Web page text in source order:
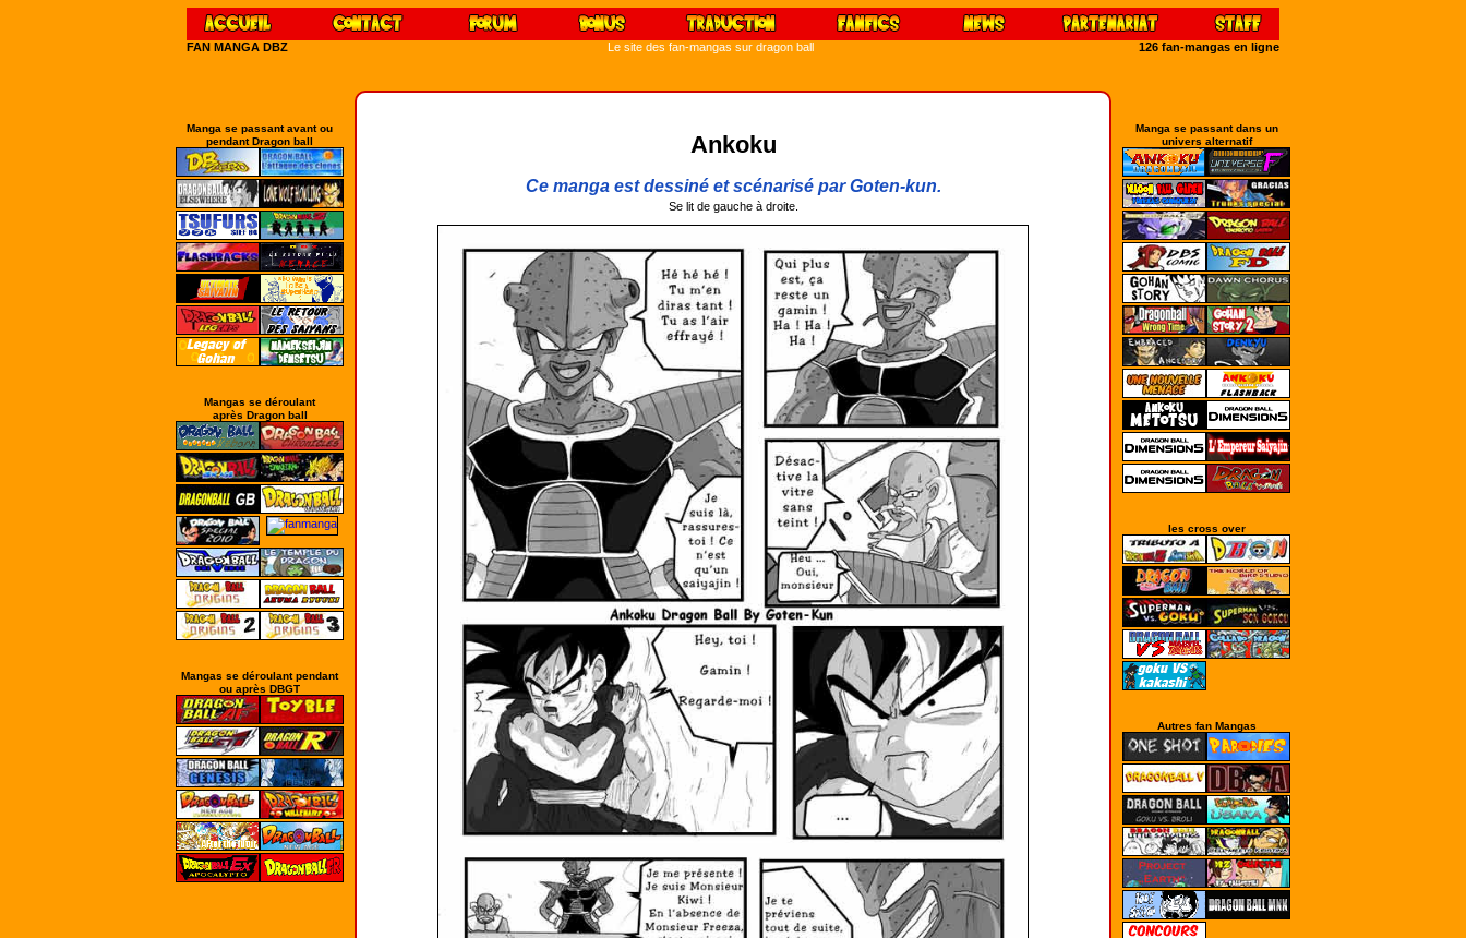
FAN MANGA DBZ Le site des fan-mangas sur dragon ball 126 fan-mangas en ligne
Manga se passant dans un
univers alternatif
les cross over
Autres fan Mangas
Manga se passant avant ou
pendant Dragon ball
Mangas se déroulant
après Dragon ball
Mangas se déroulant pendant
ou après DBGT
Ankoku
Ce manga est dessiné et scénarisé par Goten-kun.
Se lit de gauche à droite.